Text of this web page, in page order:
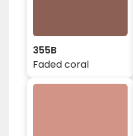
355B
Faded coral